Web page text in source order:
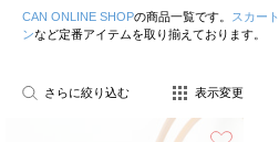
CAN ONLINE SHOPの商品一覧です。 スカート
ンなど定番アイテムを取り揃えております。
さらに絞り込む 表示変更